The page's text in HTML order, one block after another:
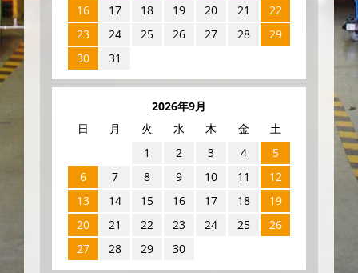
16
17 18 19 20 21
22
23
24 25 26 27 28
29
30
31
2026年9月
日
月 火 水 木 金
土
1
2 3 4
5
6
7 8 9 10 11
12
13
14 15 16 17 18
19
20
21 22 23 24 25
26
27
28 29 30